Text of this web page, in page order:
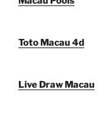
Toto Macau 4d
Live Draw Macau